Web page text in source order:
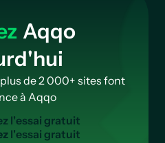
Aqqo
de 2 000+ sites font
à Aqqo
zl'essaigratuit